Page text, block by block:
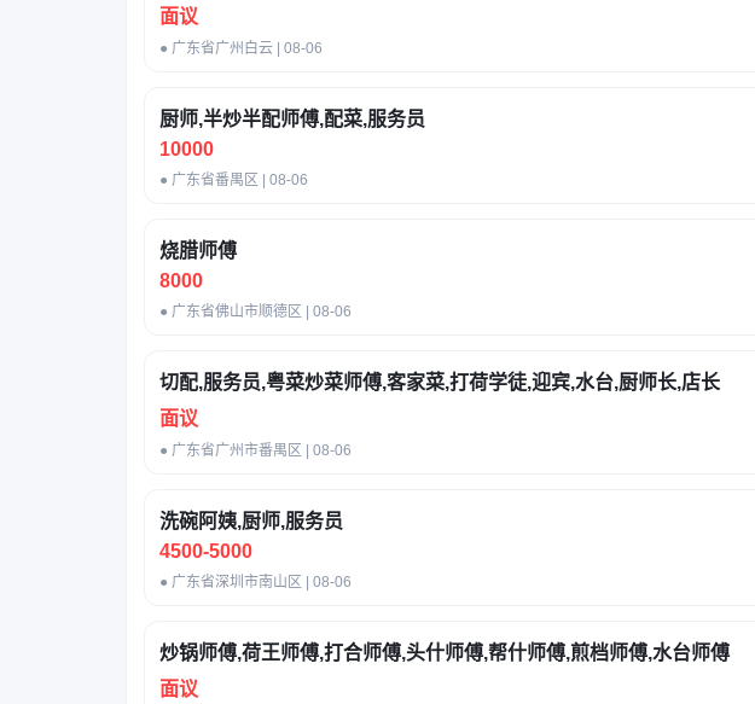
面议
● 广东省广州白云 | 08-06
厨师,半炒半配师傅,配菜,服务员
10000
● 广东省番禺区 | 08-06
烧腊师傅
8000
● 广东省佛山市顺德区 | 08-06
切配,服务员,粤菜炒菜师傅,客家菜,打荷学徒,迎宾,水台,厨师长,店长
面议
● 广东省广州市番禺区 | 08-06
洗碗阿姨,厨师,服务员
4500-5000
● 广东省深圳市南山区 | 08-06
炒锅师傅,荷王师傅,打合师傅,头什师傅,帮什师傅,煎档师傅,水台师傅
面议